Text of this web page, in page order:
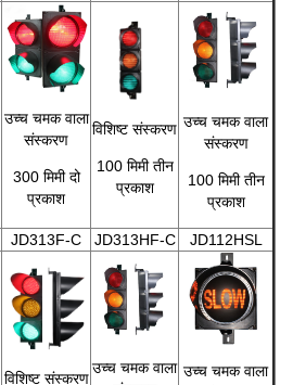
उच्च चमक वाला
संस्करण
300 मिमी दो
प्रकाश
विशिष्ट संस्करण
100 मिमी तीन
प्रकाश
उच्च चमक वाला
संस्करण
100 मिमी तीन
प्रकाश
JD313F-C JD313HF-C JD112HSL
विशिष्ट संस्करण
उच्च चमक वाला उच्च चमक वाला